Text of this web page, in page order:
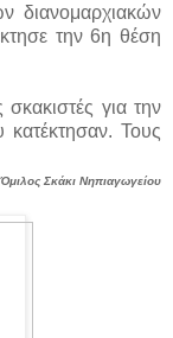
διανομαρχιακών
την 6η θέση
για την
κατέκτησαν. Τους
Όμιλος Σκάκι Νηπιαγωγείου